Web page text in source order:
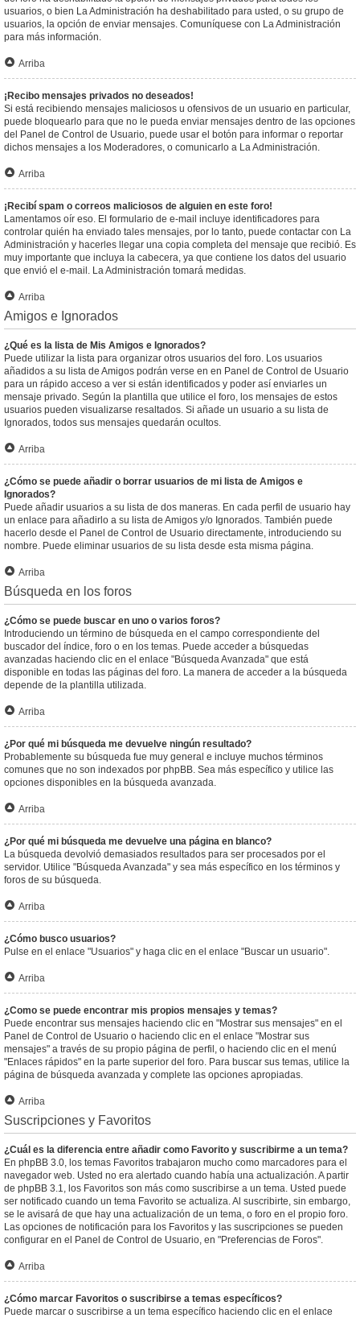
usuarios, o bien La Administración ha deshabilitado para usted, o su grupo de
usuarios, la opción de enviar mensajes. Comuníquese con La Administración
para más información.
Arriba
¡Recibo mensajes privados no deseados!
Si está recibiendo mensajes maliciosos u ofensivos de un usuario en particular,
puede bloquearlo para que no le pueda enviar mensajes dentro de las opciones
del Panel de Control de Usuario, puede usar el botón para informar o reportar
dichos mensajes a los Moderadores, o comunicarlo a La Administración.
Arriba
¡Recibí spam o correos maliciosos de alguien en este foro!
Lamentamos oír eso. El formulario de e-mail incluye identificadores para
controlar quién ha enviado tales mensajes, por lo tanto, puede contactar con La
Administración y hacerles llegar una copia completa del mensaje que recibió. Es
muy importante que incluya la cabecera, ya que contiene los datos del usuario
que envió el e-mail. La Administración tomará medidas.
Arriba
Amigos e Ignorados
¿Qué es la lista de Mis Amigos e Ignorados?
Puede utilizar la lista para organizar otros usuarios del foro. Los usuarios
añadidos a su lista de Amigos podrán verse en en Panel de Control de Usuario
para un rápido acceso a ver si están identificados y poder así enviarles un
mensaje privado. Según la plantilla que utilice el foro, los mensajes de estos
usuarios pueden visualizarse resaltados. Si añade un usuario a su lista de
Ignorados, todos sus mensajes quedarán ocultos.
Arriba
¿Cómo se puede añadir o borrar usuarios de mi lista de Amigos e
Ignorados?
Puede añadir usuarios a su lista de dos maneras. En cada perfil de usuario hay
un enlace para añadirlo a su lista de Amigos y/o Ignorados. También puede
hacerlo desde el Panel de Control de Usuario directamente, introduciendo su
nombre. Puede eliminar usuarios de su lista desde esta misma página.
Arriba
Búsqueda en los foros
¿Cómo se puede buscar en uno o varios foros?
Introduciendo un término de búsqueda en el campo correspondiente del
buscador del índice, foro o en los temas. Puede acceder a búsquedas
avanzadas haciendo clic en el enlace "Búsqueda Avanzada" que está
disponible en todas las páginas del foro. La manera de acceder a la búsqueda
depende de la plantilla utilizada.
Arriba
¿Por qué mi búsqueda me devuelve ningún resultado?
Probablemente su búsqueda fue muy general e incluye muchos términos
comunes que no son indexados por phpBB. Sea más específico y utilice las
opciones disponibles en la búsqueda avanzada.
Arriba
¿Por qué mi búsqueda me devuelve una página en blanco?
La búsqueda devolvió demasiados resultados para ser procesados por el
servidor. Utilice "Búsqueda Avanzada" y sea más específico en los términos y
foros de su búsqueda.
Arriba
¿Cómo busco usuarios?
Pulse en el enlace "Usuarios" y haga clic en el enlace "Buscar un usuario".
Arriba
¿Como se puede encontrar mis propios mensajes y temas?
Puede encontrar sus mensajes haciendo clic en "Mostrar sus mensajes" en el
Panel de Control de Usuario o haciendo clic en el enlace "Mostrar sus
mensajes" a través de su propio página de perfil, o haciendo clic en el menú
"Enlaces rápidos" en la parte superior del foro. Para buscar sus temas, utilice la
página de búsqueda avanzada y complete las opciones apropiadas.
Arriba
Suscripciones y Favoritos
¿Cuál es la diferencia entre añadir como Favorito y suscribirme a un tema?
En phpBB 3.0, los temas Favoritos trabajaron mucho como marcadores para el
navegador web. Usted no era alertado cuando había una actualización. A partir
de phpBB 3.1, los Favoritos son más como suscribirse a un tema. Usted puede
ser notificado cuando un tema Favorito se actualiza. Al suscribirte, sin embargo,
se le avisará de que hay una actualización de un tema, o foro en el propio foro.
Las opciones de notificación para los Favoritos y las suscripciones se pueden
configurar en el Panel de Control de Usuario, en "Preferencias de Foros".
Arriba
¿Cómo marcar Favoritos o suscribirse a temas específicos?
Puede marcar o suscribirse a un tema específico haciendo clic en el enlace